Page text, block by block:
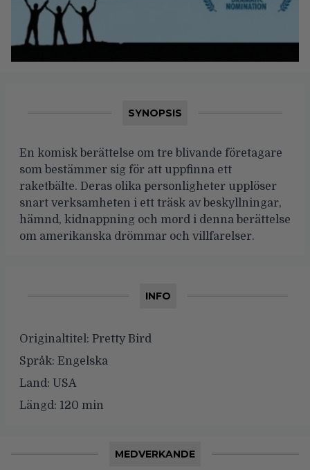
SYNOPSIS
En komisk berättelse om tre blivande företagare
som bestämmer sig för att uppfinna ett
raketbälte. Deras olika personligheter upplöser
snart verksamheten i ett träsk av beskyllningar,
hämnd, kidnappning och mord i denna berättelse
om amerikanska drömmar och villfarelser.
INFO
Originaltitel: Pretty Bird
Språk: Engelska
Land: USA
Längd: 120 min
MEDVERKANDE